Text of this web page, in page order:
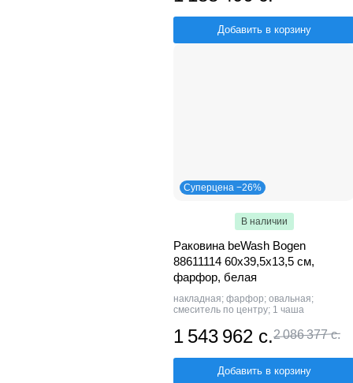
Добавить в корзину
Суперцена −26%
В наличии
Раковина beWash Bogen
88611114 60х39,5х13,5 см,
фарфор, белая
накладная; фарфор; овальная;
смеситель по центру; 1 чаша
1 543 962 с.2 086 377 с.
Добавить в корзину